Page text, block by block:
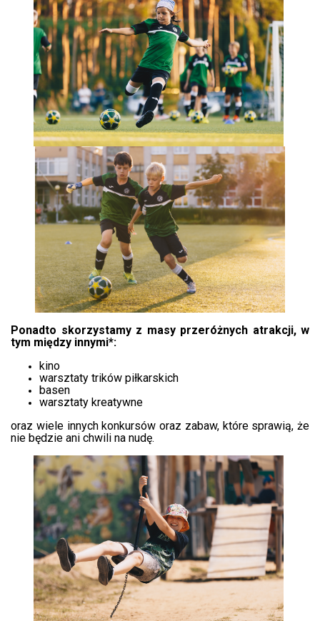
Ponadto skorzystamy z masy przeróżnych atrakcji, w
tym między innymi*:
kino
warsztaty trików piłkarskich
basen
warsztaty kreatywne
oraz wiele innych konkursów oraz zabaw, które sprawią, że
nie będzie ani chwili na nudę.